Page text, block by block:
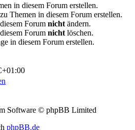
in diesem Forum erstellen.
Themen in diesem Forum erstellen.
Forum nicht ändern.
Forum nicht löschen.
in diesem Forum erstellen.
Software © phpBB Limited
phpBB.de